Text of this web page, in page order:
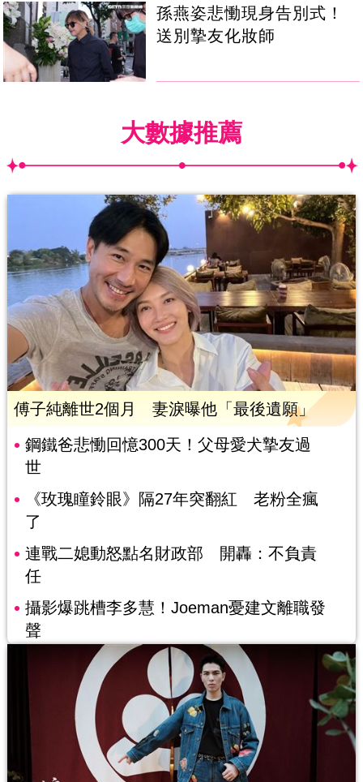
孫燕姿悲慟現身告別式！
送別摯友化妝師
大數據推薦
傅子純離世2個月 妻淚曝他「最後遺願」
鋼鐵爸悲慟回憶300天！父母愛犬摯友過
世
《玫瑰瞳鈴眼》隔27年突翻紅 老粉全瘋
了
連戰二媳動怒點名財政部 開轟：不負責
任
攝影爆跳槽李多慧！Joeman憂建文離職發
聲